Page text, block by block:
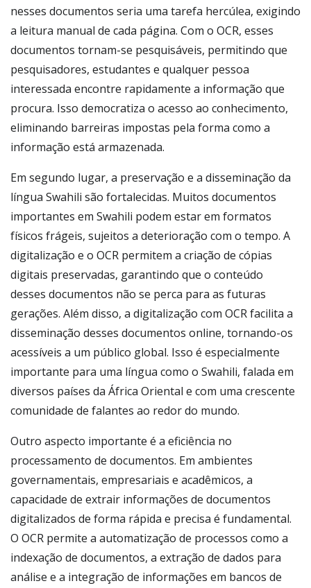
nesses documentos seria uma tarefa hercúlea, exigindo
a leitura manual de cada página. Com o OCR, esses
documentos tornam-se pesquisáveis, permitindo que
pesquisadores, estudantes e qualquer pessoa
interessada encontre rapidamente a informação que
procura. Isso democratiza o acesso ao conhecimento,
eliminando barreiras impostas pela forma como a
informação está armazenada.
Em segundo lugar, a preservação e a disseminação da
língua Swahili são fortalecidas. Muitos documentos
importantes em Swahili podem estar em formatos
físicos frágeis, sujeitos a deterioração com o tempo. A
digitalização e o OCR permitem a criação de cópias
digitais preservadas, garantindo que o conteúdo
desses documentos não se perca para as futuras
gerações. Além disso, a digitalização com OCR facilita a
disseminação desses documentos online, tornando-os
acessíveis a um público global. Isso é especialmente
importante para uma língua como o Swahili, falada em
diversos países da África Oriental e com uma crescente
comunidade de falantes ao redor do mundo.
Outro aspecto importante é a eficiência no
processamento de documentos. Em ambientes
governamentais, empresariais e acadêmicos, a
capacidade de extrair informações de documentos
digitalizados de forma rápida e precisa é fundamental.
O OCR permite a automatização de processos como a
indexação de documentos, a extração de dados para
análise e a integração de informações em bancos de